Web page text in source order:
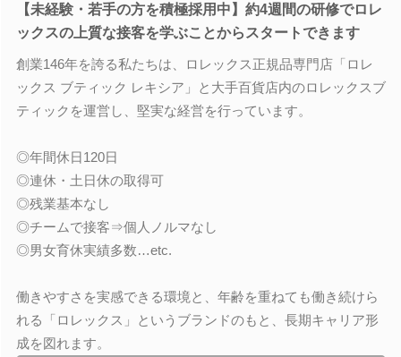
【未経験・若手の方を積極採用中】約4週間の研修でロレ
ックスの上質な接客を学ぶことからスタートできます
創業146年を誇る私たちは、ロレックス正規品専門店「ロレ
ックス ブティック レキシア」と大手百貨店内のロレックスブ
ティックを運営し、堅実な経営を行っています。
◎年間休日120日
◎連休・土日休の取得可
◎残業基本なし
◎チームで接客⇒個人ノルマなし
◎男女育休実績多数…etc.
働きやすさを実感できる環境と、年齢を重ねても働き続けら
れる「ロレックス」というブランドのもと、長期キャリア形
成を図れます。